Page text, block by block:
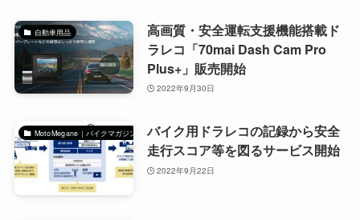
自動車用品
高画質・安全運転支援機能搭載ド
ラレコ「70mai Dash Cam Pro
Plus+」販売開始
2022年9月30日
MotoMegane｜バイクマガジン
バイク用ドラレコの記録から安全
走行スコア等を図るサービス開始
2022年9月22日